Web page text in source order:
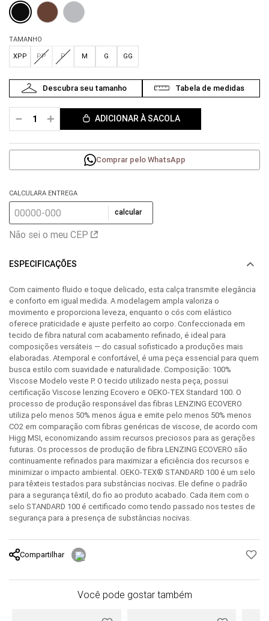
TAMANHO
PP P M G GG
XPP
＋
－ ADICIONAR À SACOLA
Comprar pelo WhatsApp
CALCULARA ENTREGA
calcular
Não sei o meu CEP
ESPECIFICAÇÕES
Com caimento fluido e toque delicado, esta calça transmite elegância
e conforto em igual medida. A modelagem ampla valoriza o
movimento e proporciona leveza, enquanto o cós com elástico
oferece praticidade e ajuste perfeito ao corpo. Confeccionada em
tecido de fibra natural com acabamento refinado, é ideal para
composições versáteis — do casual sofisticado a produções mais
elaboradas. Atemporal e confortável, é uma peça essencial para quem
busca estilo com suavidade e naturalidade. Composição: 100%
Viscose Modelo veste P. O tecido utilizado nesta peça, possui
certificação Viscose lenzing Ecovero e OEKO-TEX Standard 100. O
processo de produção responsável das fibras LENZING ECOVERO
utiliza pelo menos 50% menos água e emite pelo menos 50% menos
CO2 em comparação com fibras genéricas de viscose, de acordo com
Higg MSI, economizando assim recursos preciosos para as gerações
futuras. Os processos de produção de fibra LENZING ECOVERO são
continuamente refinados para maximizar a eficiência dos recursos e
minimizar o impacto ambiental. OEKO-TEX® STANDARD 100 é um selo
para têxteis testados para substâncias nocivas. Ele define o padrão
para a segurança têxtil, do fio ao produto acabado. Cada item com o
selo STANDARD 100 é certificado como tendo passado nos testes de
segurança para a presença de substâncias nocivas.
Compartilhar
Você pode gostar também